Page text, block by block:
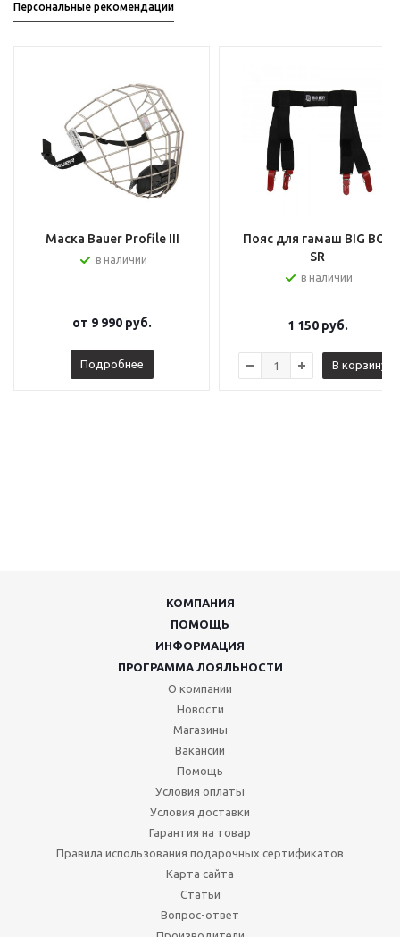
Персональные рекомендации
Маска Bauer Profile III
в наличии
от 9 990 руб.
Подробнее
Пояс для гамаш BIG BOY
SR
в наличии
1 150руб.
В корзину
КОМПАНИЯ
ПОМОЩЬ
ИНФОРМАЦИЯ
ПРОГРАММА ЛОЯЛЬНОСТИ
О компании
Новости
Магазины
Вакансии
Помощь
Условия оплаты
Условия доставки
Гарантия на товар
Правила использования подарочных сертификатов
Карта сайта
Статьи
Вопрос-ответ